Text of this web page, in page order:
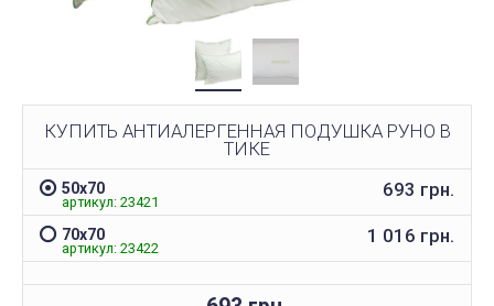
КУПИТЬ АНТИАЛЕРГЕННАЯ ПОДУШКА РУНО В
ТИКЕ
50х70
артикул: 23421
693 грн.
70х70
артикул: 23422
1 016 грн.